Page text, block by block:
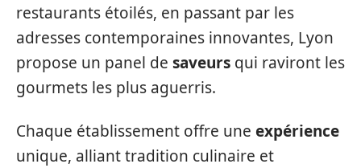
restaurants étoilés, en passant par les
adresses contemporaines innovantes, Lyon
propose un panel de saveurs qui raviront les
gourmets les plus aguerris.
Chaque établissement offre une expérience
unique, alliant tradition culinaire et